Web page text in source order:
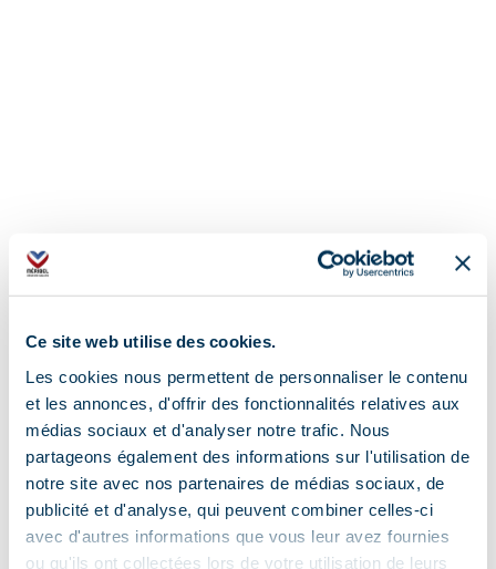
Ce site web utilise des cookies.
Les cookies nous permettent de personnaliser le contenu
et les annonces, d'offrir des fonctionnalités relatives aux
médias sociaux et d'analyser notre trafic. Nous
partageons également des informations sur l'utilisation de
notre site avec nos partenaires de médias sociaux, de
publicité et d'analyse, qui peuvent combiner celles-ci
avec d'autres informations que vous leur avez fournies
ou qu'ils ont collectées lors de votre utilisation de leurs
Adres
351 rue des Glaciers - Galerie des Cimes,
73550 Les Allues